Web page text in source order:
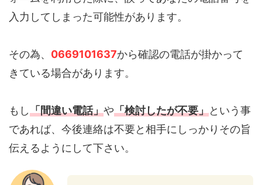
入力してしまった可能性があります。
その為、 0669101637から確認の電話が掛かって
きている場合があります。
もし「間違い電話」や「検討したが不要」という事
であれば、今後連絡は不要と相手にしっかりその旨
伝えるようにして下さい。